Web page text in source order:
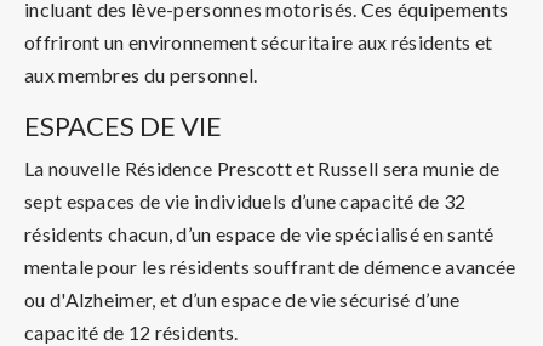
incluant des lève-personnes motorisés. Ces équipements
offriront un environnement sécuritaire aux résidents et
aux membres du personnel.
ESPACES DE VIE
La nouvelle Résidence Prescott et Russell sera munie de
sept espaces de vie individuels d’une capacité de 32
résidents chacun, d’un espace de vie spécialisé en santé
mentale pour les résidents souffrant de démence avancée
ou d'Alzheimer, et d’un espace de vie sécurisé d’une
capacité de 12 résidents.